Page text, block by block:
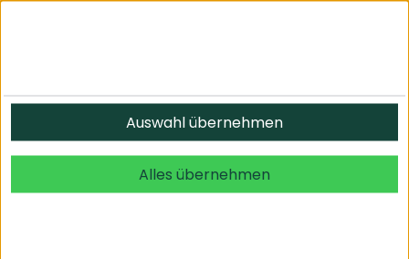
© 2026 undefined. alle Rechte vorbehalten.
Auswahl übernehmen
Alles übernehmen